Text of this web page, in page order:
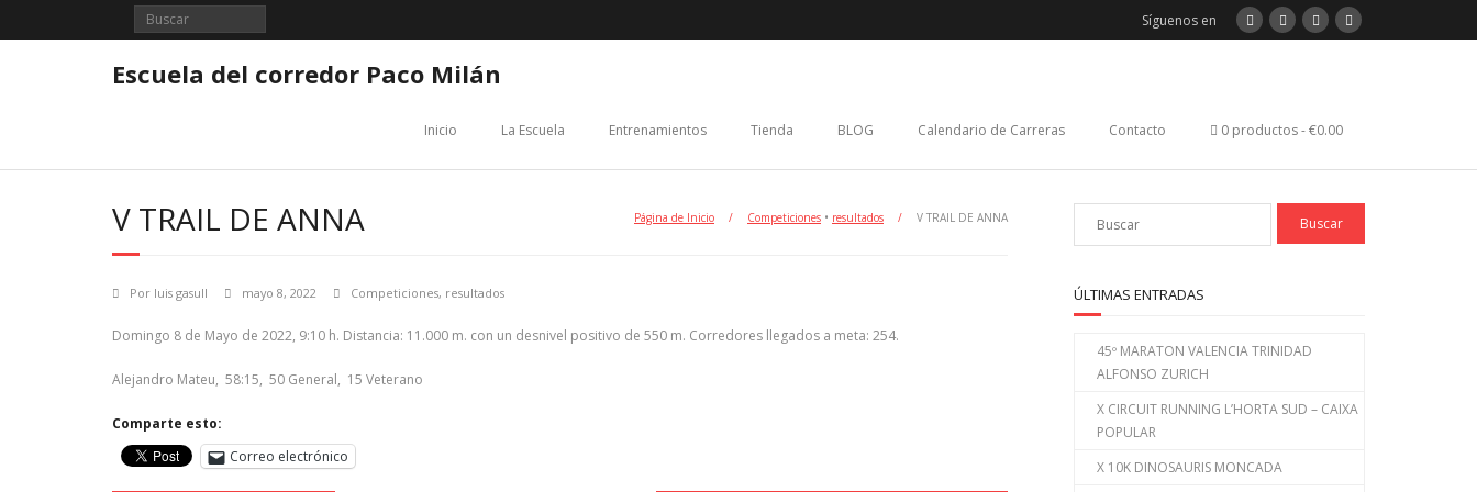
Síguenos en
Escuela del corredor Paco Milán
Inicio La Escuela Entrenamientos Tienda BLOG Calendario de Carreras Contacto 0 productos €0.00
V TRAIL DE ANNA Página de Inicio / Competiciones • resultados / V TRAIL DE ANNA
Por luis gasull mayo 8, 2022 Competiciones, resultados
Domingo 8 de Mayo de 2022, 9:10 h. Distancia: 11.000 m. con un desnivel positivo de 550 m. Corredores llegados a meta: 254.
Alejandro Mateu, 58:15, 50 General, 15 Veterano
Comparte esto:
Correo electrónico
ÚLTIMAS ENTRADAS
45º MARATON VALENCIA TRINIDAD
ALFONSO ZURICH
X CIRCUIT RUNNING L’HORTA SUD – CAIXA
POPULAR
X 10K DINOSAURIS MONCADA